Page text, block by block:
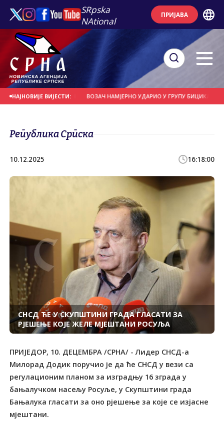
SRpska
NAtional
ПРИЈАВА
НАЈНОВИЈЕ ВИЈЕСТИ:
НА ДАНАШЊИ ДАН ВОЗАЧ НАМЈЕРНО УДАРИО У ГРУПУ БИЦИКЛИСТА
Република Српска
10.12.2025 16:18:00
СНСД ЋЕ У СКУПШТИНИ ГРАДА ГЛАСАТИ ЗА
РЈЕШЕЊЕ КОЈЕ ЖЕЛЕ МЈЕШТАНИ РОСУЉА
ПРИЈЕДОР, 10. ДЕЦЕМБРА /СРНА/ - Лидер СНСД-а
Милорад Додик поручио је да ће СНСД у вези са
регулационим планом за изградњу 16 зграда у
бањалучком насељу Росуље, у Скупштини града
Бањалука гласати за оно рјешење за које се изјасне
мјештани.